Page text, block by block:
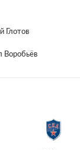
Глотов
Воробьёв